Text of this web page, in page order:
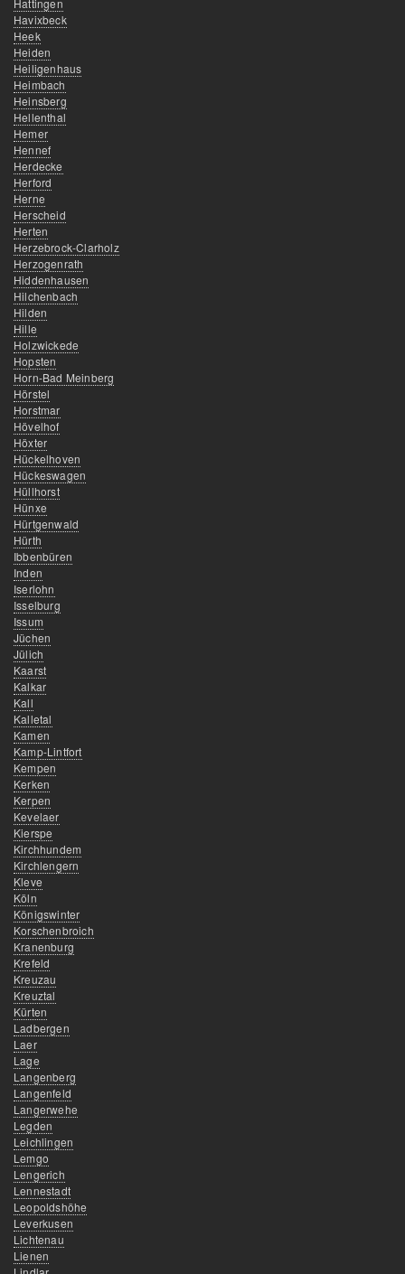
Havixbeck
Heek
Heiden
Heiligenhaus
Heimbach
Heinsberg
Hellenthal
Hemer
Hennef
Herdecke
Herford
Herne
Herscheid
Herten
Herzebrock-Clarholz
Herzogenrath
Hiddenhausen
Hilchenbach
Hilden
Hille
Holzwickede
Hopsten
Horn-Bad Meinberg
Hörstel
Horstmar
Hövelhof
Höxter
Hückelhoven
Hückeswagen
Hüllhorst
Hünxe
Hürtgenwald
Hürth
Ibbenbüren
Inden
Iserlohn
Isselburg
Issum
Jüchen
Jülich
Kaarst
Kalkar
Kall
Kalletal
Kamen
Kamp-Lintfort
Kempen
Kerken
Kerpen
Kevelaer
Kierspe
Kirchhundem
Kirchlengern
Kleve
Köln
Königswinter
Korschenbroich
Kranenburg
Krefeld
Kreuzau
Kreuztal
Kürten
Ladbergen
Laer
Lage
Langenberg
Langenfeld
Langerwehe
Legden
Leichlingen
Lemgo
Lengerich
Lennestadt
Leopoldshöhe
Leverkusen
Lichtenau
Lienen